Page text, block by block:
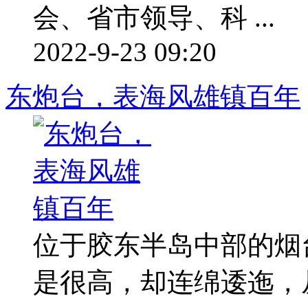
会、省市领导、科 ...
2022-9-23 09:20
东炮台，表海风雄镇百年
位于胶东半岛中部的
是很高，却连绵逶迤